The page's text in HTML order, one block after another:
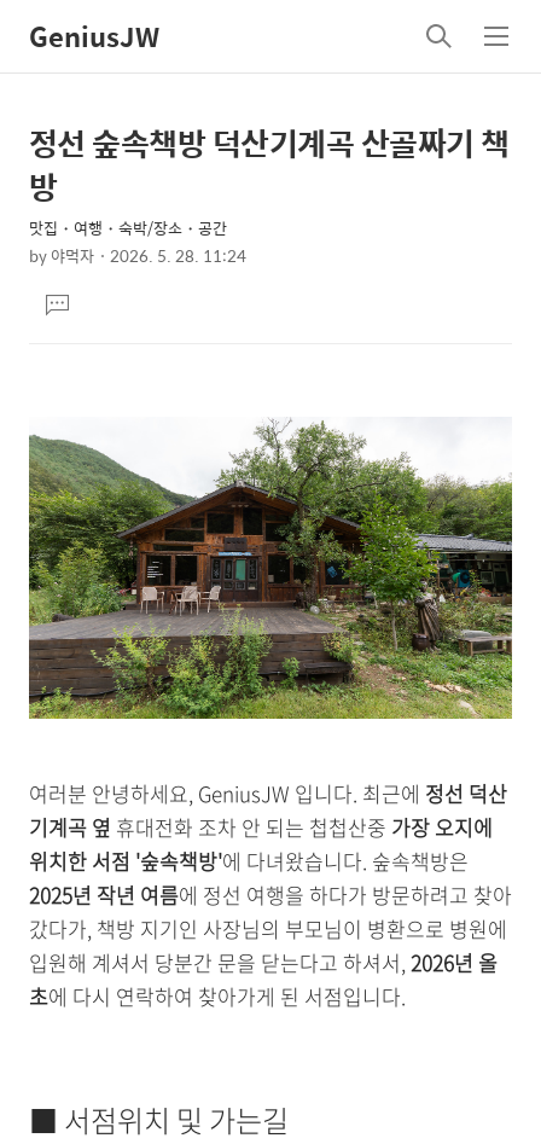
GeniusJW
검
색
메
뉴
상
세
컨
텐
본
문
제
목
정선 숲속책방 덕산기계곡 산골짜기 책
방
맛집・여행・숙박/장소・공간
by야먹자 2026. 5. 28. 11:24
문댓
글
여러분 안녕하세요, GeniusJW 입니다. 최근에 정선 덕산
기계곡 옆 휴대전화 조차 안 되는 첩첩산중 가장 오지에
위치한 서점 '숲속책방'에 다녀왔습니다. 숲속책방은
2025년 작년 여름에 정선 여행을 하다가 방문하려고 찾아
갔다가, 책방 지기인 사장님의 부모님이 병환으로 병원에
입원해 계셔서 당분간 문을 닫는다고 하셔서, 2026년 올
초에 다시 연락하여 찾아가게 된 서점입니다.
■ 서점위치 및 가는길